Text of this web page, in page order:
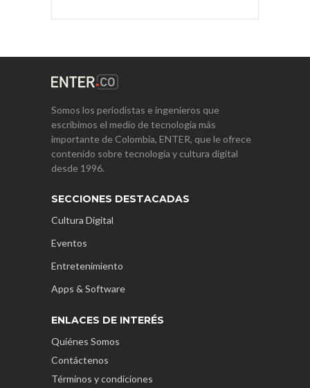
Somos los periodistas e ingenieros que
escribimos el medio de tecnología más
importante de Colombia, ENTER, que le ofrece
contenido sobre tecnología y cultura digital
desde 1996.
SECCIONES DESTACADAS
Cultura Digital
Eventos
Entretenimiento
Apps & Software
ENLACES DE INTERÉS
Quiénes Somos
Contáctenos
Términos y condiciones